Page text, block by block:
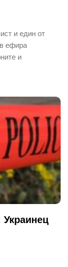
и един от
ефира
и